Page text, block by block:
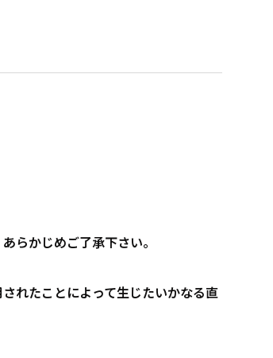
らかじめご了承下さい。
れたことによって生じたいかなる直